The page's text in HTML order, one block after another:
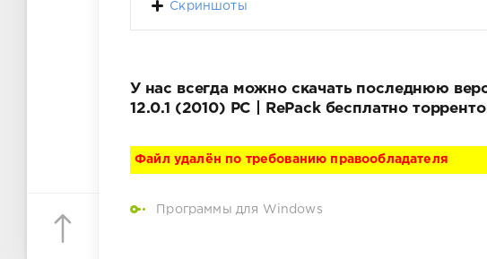
Скриншоты
У нас всегда можно скачать последнюю
12.0.1 (2010) PC | RePack бесплатно
Файл удалён по требованию правообладателя
Программы для Windows